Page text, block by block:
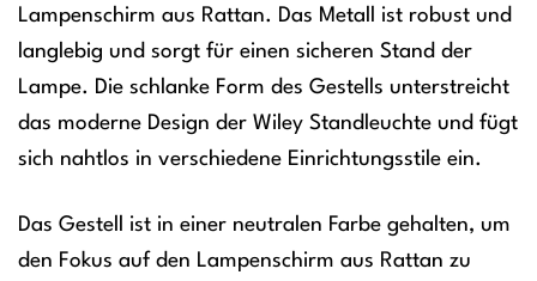
Lampenschirm aus Rattan. Das Metall ist robust und
langlebig und sorgt für einen sicheren Stand der
Lampe. Die schlanke Form des Gestells unterstreicht
das moderne Design der Wiley Standleuchte und fügt
sich nahtlos in verschiedene Einrichtungsstile ein.
Das Gestell ist in einer neutralen Farbe gehalten, um
den Fokus auf den Lampenschirm aus Rattan zu